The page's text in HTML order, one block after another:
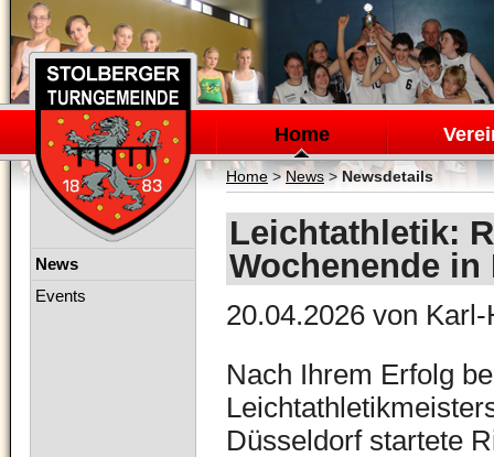
Navigation
überspringen
Home
Home> News>Newsdetails
Leichtathletik:
Wochenende in
20.04.2026 von
Nach Ihrem Erfolg
Düsseldorf startete
Navigation
News
Events